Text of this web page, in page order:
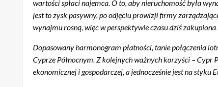
wartości spłaci najemca. O to, aby nieruchomość była
jest to zysk pasywny, po odjęciu prowizji firmy
wynajmu rosną, więc w perspektywie czasu dziś
Dopasowany harmonogram płatności, tanie połączenia
Cyprze Północnym. Z kolejnych ważnych korzyści – Cypr
ekonomicznej i gospodarczej, a jednocześnie jest na